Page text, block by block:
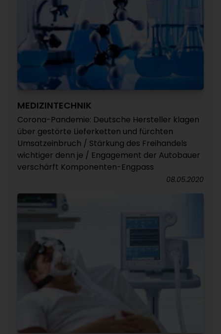
MEDIZINTECHNIK
Corona-Pandemie: Deutsche Hersteller klagen
über gestörte Lieferketten und fürchten
Umsatzeinbruch / Stärkung des Freihandels
wichtiger denn je / Engagement der Autobauer
verschärft Komponenten-Engpass
08.05.2020